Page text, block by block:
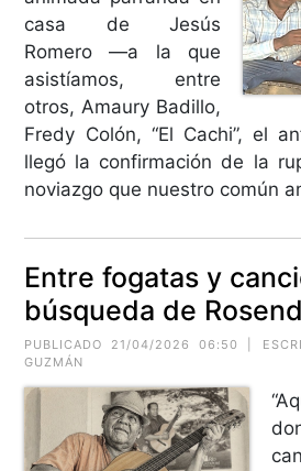
casa de Jesús
Romero —a la que
asistíamos, entre
otros, Amaury Badillo,
Fredy Colón, “El Cachi”, el
llegó la confirmación de la
noviazgo que nuestro común
Entre fogatas y
búsqueda de
PUBLICADO 21/04/2026 06:50 |
GUZMÁN